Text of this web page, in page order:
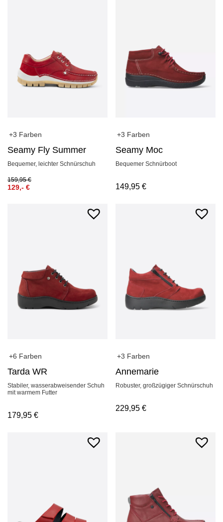
+3 Farben
Seamy Fly Summer
Bequemer, leichter Schnürschuh
159,95€
129,- €
+3 Farben
Seamy Moc
Bequemer Schnürboot
149,95€
+6 Farben
Tarda WR
Stabiler, wasserabweisender Schuh
mit warmem Futter
179,95 €
+3 Farben
Annemarie
Robuster, großzügiger Schnürschuh
229,95€